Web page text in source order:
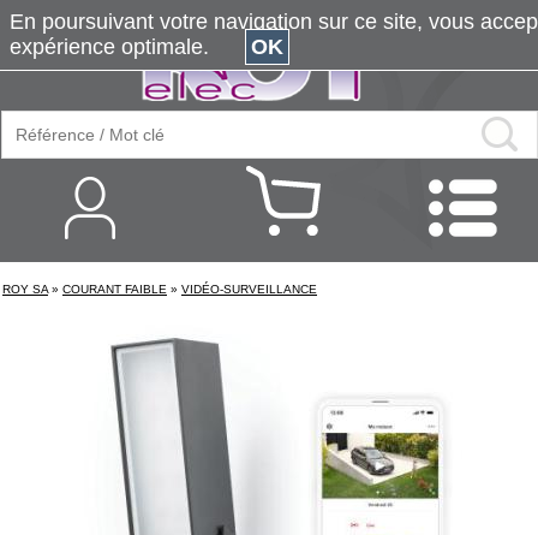
ROY SA » COURANT FAIBLE » VIDÉO-SURVEILLANCE
En poursuivant votre navigation sur ce site, vous
expérience optimale.
OK